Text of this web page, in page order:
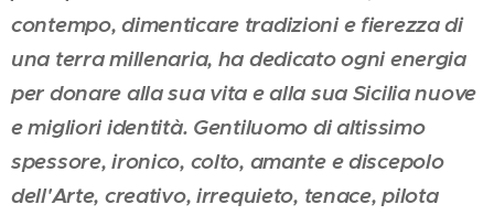
contempo, dimenticare tradizioni e fierezza di
una terra millenaria, ha dedicato ogni energia
per donare alla sua vita e alla sua Sicilia nuove
e migliori identità. Gentiluomo di altissimo
spessore, ironico, colto, amante e discepolo
dell'Arte, creativo, irrequieto, tenace, pilota